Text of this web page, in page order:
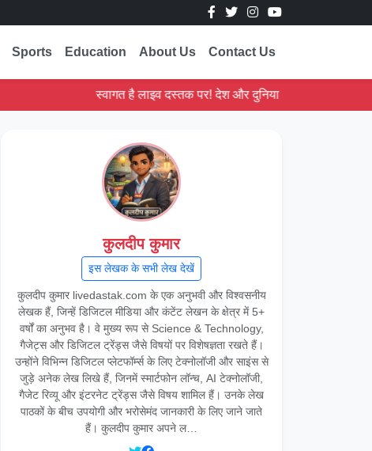
Sports Education About Us Contact Us
स्वागत है लाइव दस्तक पर! देश और दुनिया की ताज़ा ख़बरें पढ़ें।
कुलदीप कुमार
इस लेखक के सभी लेख देखें
कुलदीप कुमार livedastak.com के एक अनुभवी और विश्वसनीय
लेखक हैं, जिन्हें डिजिटल मीडिया और कंटेंट लेखन के क्षेत्र में 5+
वर्षों का अनुभव है। वे मुख्य रूप से Science & Technology,
गैजेट्स और डिजिटल ट्रेंड्स जैसे विषयों पर विशेषज्ञता रखते हैं।
उन्होंने विभिन्न डिजिटल प्लेटफॉर्म्स के लिए टेक्नोलॉजी और साइंस से
जुड़े अनेक लेख लिखे हैं, जिनमें स्मार्टफोन लॉन्च, AI टेक्नोलॉजी,
गैजेट रिव्यू और इंटरनेट ट्रेंड्स जैसे विषय शामिल हैं। उनके लेख
पाठकों के बीच उपयोगी और भरोसेमंद जानकारी के लिए जाने जाते
हैं। कुलदीप कुमार अपने ल…